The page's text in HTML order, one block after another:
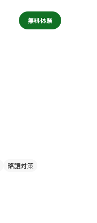
無料体験
略語対策